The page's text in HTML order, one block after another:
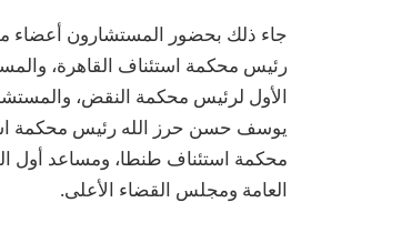
جاء ذلك بحضور المستشارون أعضاء
رئيس محكمة استئناف القاهرة،
الأول لرئيس محكمة النقض،
يوسف حسن حرز الله رئيس محكمة
محكمة استئناف طنطا، ومساعد أول
العامة ومجلس القضاء الأعلى.